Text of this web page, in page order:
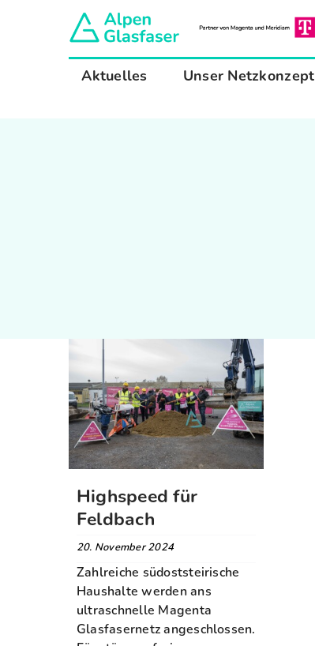
Aktuelles Unser Netzkonzept
Highspeed für
Feldbach
20. November 2024
Zahlreiche südoststeirische
Haushalte werden ans
ultraschnelle Magenta
Glasfasernetz angeschlossen.